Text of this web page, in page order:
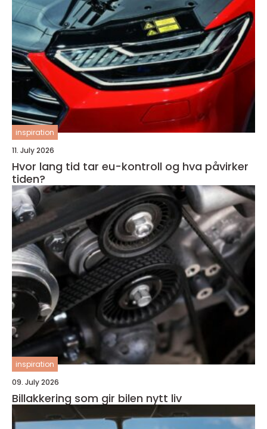
inspiration
11. July 2026
Hvor lang tid tar eu-kontroll og hva påvirker
tiden?
inspiration
09. July 2026
Billakkering som gir bilen nytt liv